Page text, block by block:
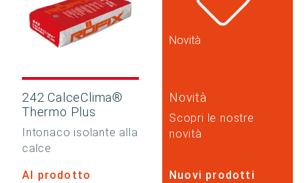
242 CalceClima®
Thermo Plus
Intonaco isolante alla
calce
Al prodotto
Novità
Novità
Scopri le nostre
novità
Nuovi prodotti